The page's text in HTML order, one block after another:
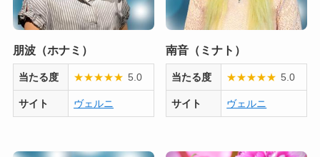
朋波（ホナミ）
当たる度 ★★★★★ 5.0
サイト ヴェルニ
南音（ミナト）
当たる度 ★★★★★ 5.0
サイト ヴェルニ